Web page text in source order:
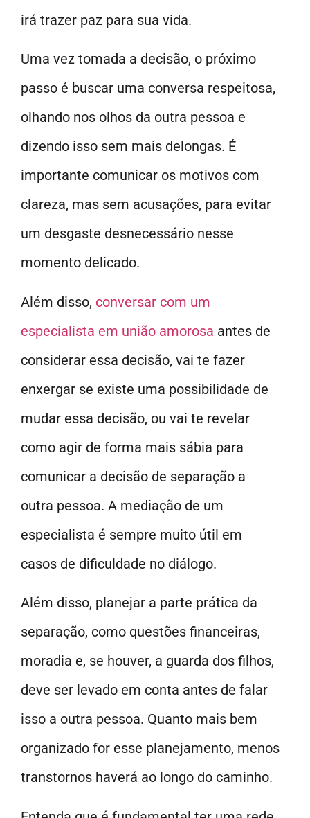
irá trazer paz para sua vida.
Uma vez tomada a decisão, o próximo
passo é buscar uma conversa respeitosa,
olhando nos olhos da outra pessoa e
dizendo isso sem mais delongas. É
importante comunicar os motivos com
clareza, mas sem acusações, para evitar
um desgaste desnecessário nesse
momento delicado.
Além disso, conversar com um
especialista em união amorosa antes de
considerar essa decisão, vai te fazer
enxergar se existe uma possibilidade de
mudar essa decisão, ou vai te revelar
como agir de forma mais sábia para
comunicar a decisão de separação a
outra pessoa. A mediação de um
especialista é sempre muito útil em
casos de dificuldade no diálogo.
Além disso, planejar a parte prática da
separação, como questões financeiras,
moradia e, se houver, a guarda dos filhos,
deve ser levado em conta antes de falar
isso a outra pessoa. Quanto mais bem
organizado for esse planejamento, menos
transtornos haverá ao longo do caminho.